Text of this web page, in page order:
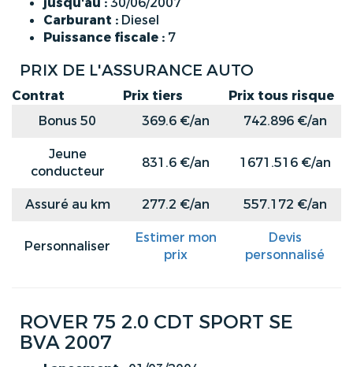
Carburant : Diesel
Puissance fiscale : 7
PRIX DE L'ASSURANCE AUTO
Contrat Prix tiers
Prix tous risque
Bonus 50
369.6 €/an
742.896 €/an
Jeune
conducteur
831.6 €/an 1671.516 €/an
Assuré au km 277.2 €/an 557.172 €/an
Personnaliser
Estimer mon
prix
Devis
personnalisé
ROVER 75 2.0 CDT SPORT SE
BVA 2007